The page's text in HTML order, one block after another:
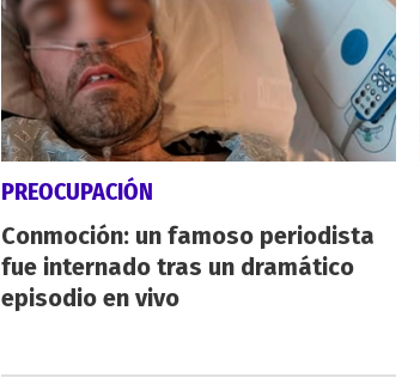
PREOCUPACIÓN
Conmoción: un famoso periodista
fue internado tras un dramático
episodio en vivo